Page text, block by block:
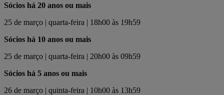
Sócios há 20 anos ou mais
25 de março | quarta-feira | 18h00 às 19h59
Sócios há 10 anos ou mais
25 de março | quarta-feira | 20h00 às 09h59
Sócios há 5 anos ou mais
26 de março | quinta-feira | 10h00 às 13h59